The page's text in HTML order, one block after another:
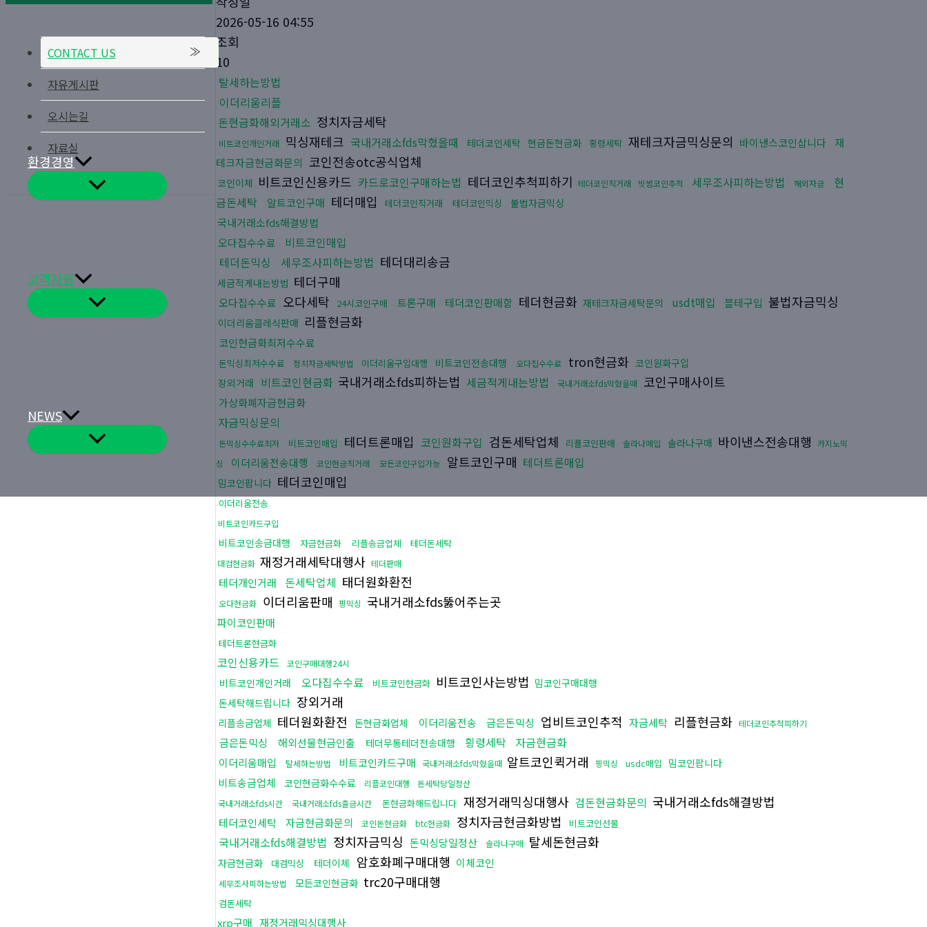
환경경영
메
뉴
토
고객지원
메
뉴
토
NEWS
메
뉴
토
CONTACT US
자유게시판
오시는길
자료실
2026-05-16 04:55
조회
10
탈세하는방법
이더리움리플
돈현금화해외거래소 정치자금세탁
비트코인개인거래 믹싱재테크 국내거래소fds막혔을때 테더코인세탁 현금돈현금화 횡령세탁 재테크자금믹싱문의 바이낸스코인삽니다
재
테크자금현금화문의 코인전송otc공식업체
코인이체 비트코인신용카드 카드로코인구매하는법 테더코인추척피하기 테더코인직거래 빗썸코인추적 세무조사피하는방법 해외자금
현
금돈세탁
알트코인구매 테더매입 테더코인직거래 테더코인믹싱 불법자금믹싱
국내거래소fds해결방법
오다집수수료
비트코인매입
테더돈믹싱
세무조사피하는방법 테더대리송금
세금적게내는방법 테더구매
오다집수수료 오다세탁 24시코인구매 트론구매 테더코인판매함 테더현금화 재테크자금세탁문의 usdt매입 블테구입 불법자금믹싱
이더리움클레식판매 리플현금화
코인현금화최저수수료
돈믹싱최저수수료 정치자금세탁방법 이더리움구입대행 비트코인전송대행 오다집수수료 tron현금화 코인원화구입
장외거래
비트코인현금화 국내거래소fds피하는법 세금적게내는방법 국내거래소fds막혔을때 코인구매사이트
가상화폐자금현금화
자금믹싱문의
돈믹싱수수료최저 비트코인매입 테더트론매입 코인원화구입 검돈세탁업체 리플코인판매 솔라나매입 솔라나구매 바이낸스전송대행
카지노믹
싱
이더리움전송대행 코인현금직거래 모든코인구입가능 알트코인구매 테더트론매입
밈코인팝니다 테더코인매입
이더리움전송
비트코인카드구입
비트코인송금대행 자금현금화 리플송금업체 테더돈세탁
대검현금화 재정거래세탁대행사 테더판매
테더개인거래 돈세탁업체 태더원화환전
오다현금화 이더리움판매 핑믹싱 국내거래소fds뚫어주는곳
파이코인판매
테더트론현금화
코인신용카드 코인구매대행24시
비트코인개인거래 오다집수수료 비트코인현금화 비트코인사는방법 밈코인구매대행
돈세탁해드립니다 장외거래
리플송금업체 테더원화환전 돈현금화업체 이더리움전송 금은돈믹싱 업비트코인추적 자금세탁 리플현금화 테더코인추척피하기
금은돈믹싱 해외선물현금인출 테더무통테더전송대행 횡령세탁 자금현금화
이더리움매입 탈세하는방법 비트코인카드구매 국내거래소fds막혔을때 알트코인퀵거래 핑믹싱 usdc매입 밈코인팝니다
비트송금업체 코인현금화수수료 리플코인대행
돈세탁당일정산
국내거래소fds시간
국내거래소fds출금시간 돈현금화해드립니다 재정거래믹싱대행사 검돈현금화문의 국내거래소fds해결방법
테더코인세탁 자금현금화문의 코인돈현금화 btc현금화 정치자금현금화방법 비트코인선물
국내거래소fds해결방법 정치자금믹싱 돈믹싱당일정산 솔라나구매 탈세돈현금화
자금현금화 대검믹싱 테더이체 암호화폐구매대행 이체코인
세무조사피하는방법 모든코인현금화 trc20구매대행
검돈세탁
xrp구매 재정거래믹싱대행사